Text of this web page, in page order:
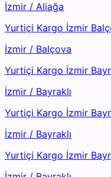
İzmir / Aliağa
Yurtiçi Kargo İzmir
İzmir / Balçova
Yurtiçi Kargo İzmir
İzmir / Bayraklı
Yurtiçi Kargo İzmir
İzmir / Bayraklı
Yurtiçi Kargo İzmir